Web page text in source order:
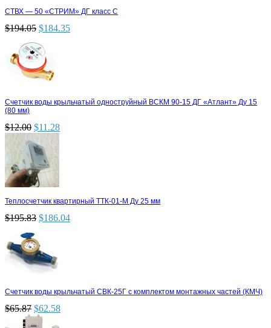
СТВХ — 50 «СТРИМ» ДГ класс С
$194.05 $184.35
Счетчик воды крыльчатый одноструйный ВСКМ 90-15 ДГ «Атлант» Ду 15
(80 мм)
$12.00 $11.28
Теплосчетчик квартирный ТТК-01-М Ду 25 мм
$195.83 $186.04
Счетчик воды крыльчатый СВК-25Г с комплектом монтажных частей (КМЧ)
$65.87 $62.58